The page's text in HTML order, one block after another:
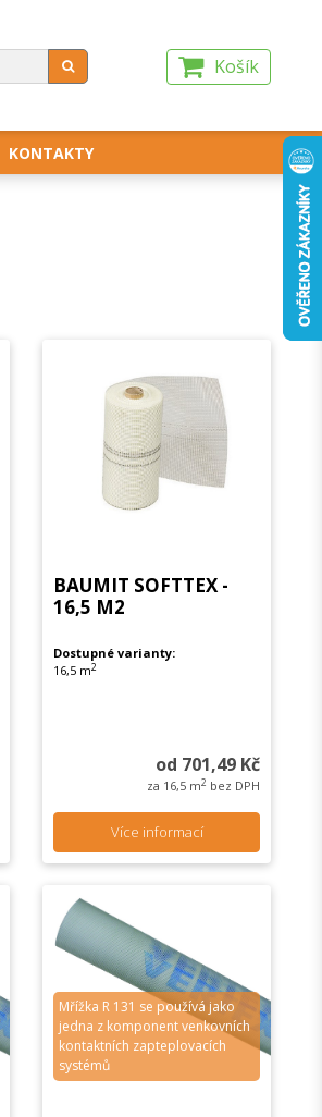
Košík
KONTAKTY
BAUMIT SOFTTEX -
16,5 M2
Dostupné varianty:
16,5 m2
od 701,49 Kč
za 16,5 m2 bez DPH
Více informací
Mřížka R 131 se používá jako
jedna z komponent venkovních
kontaktních zapteplovacích
systémů